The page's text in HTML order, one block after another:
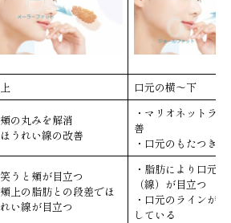
口元の横～下
頬の丸みを解消
ほうれい線の改善
・マリオネットラ
善
・口元のもたつき
笑うと頬が目立つ
頬上の脂肪との段差でほ
い線が目立つ
・脂肪により口元
（線）が目立つ
・口元のラインが
している